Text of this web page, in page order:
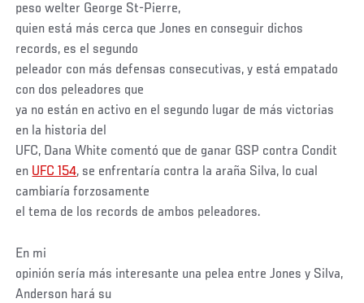
peso welter George St-Pierre,
quien está más cerca que Jones en conseguir dichos
records, es el segundo
peleador con más defensas consecutivas, y está empatado
con dos peleadores que
ya no están en activo en el segundo lugar de más victorias
en la historia del
UFC, Dana White comentó que de ganar GSP contra Condit
en UFC 154, se enfrentaría contra la araña Silva, lo cual
cambiaría forzosamente
el tema de los records de ambos peleadores.
En mi
opinión sería más interesante una pelea entre Jones y Silva,
Anderson hará su